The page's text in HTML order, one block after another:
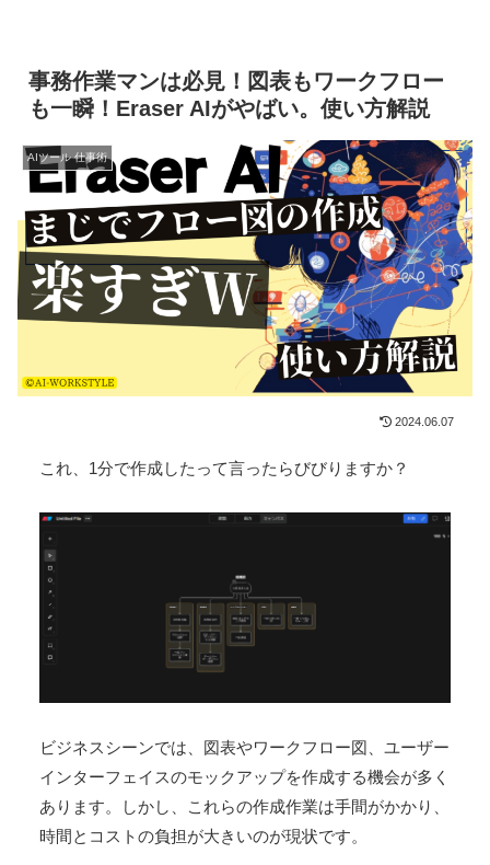
事務作業マンは必見！図表もワークフロー
も一瞬！Eraser AIがやばい。使い方解説
AIツール 仕事術
2024.06.07
これ、1分で作成したって言ったらびびりますか？
ビジネスシーンでは、図表やワークフロー図、ユーザー
インターフェイスのモックアップを作成する機会が多く
あります。しかし、これらの作成作業は手間がかかり、
時間とコストの負担が大きいのが現状です。